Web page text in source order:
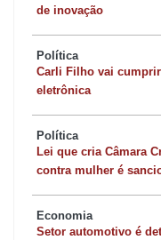
de inovação
Política
Carli Filho vai
eletrônica
Política
Lei que cria Câmara
contra mulher é
Economia
Setor automotivo é